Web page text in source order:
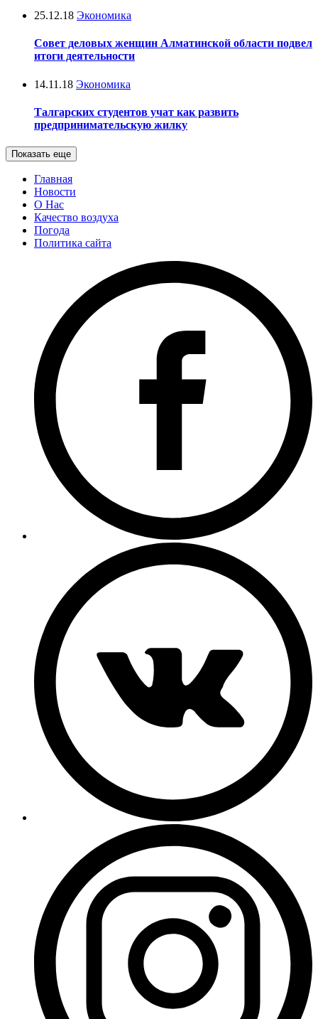
25.12.18 Экономика
Совет деловых женщин Алматинской области подвел
итоги деятельности
14.11.18 Экономика
Талгарских студентов учат как развить
предпринимательскую жилку
Показать еще
Главная
Новости
О Нас
Качество воздуха
Погода
Политика сайта